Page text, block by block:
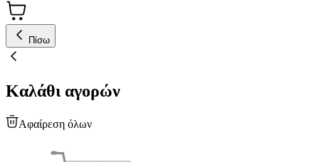
Πίσω
Καλάθι αγορών
Αφαίρεση όλων